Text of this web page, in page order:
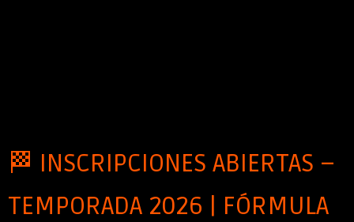
🏁 INSCRIPCIONES ABIERTAS –
TEMPORADA 2026 | FÓRMULA